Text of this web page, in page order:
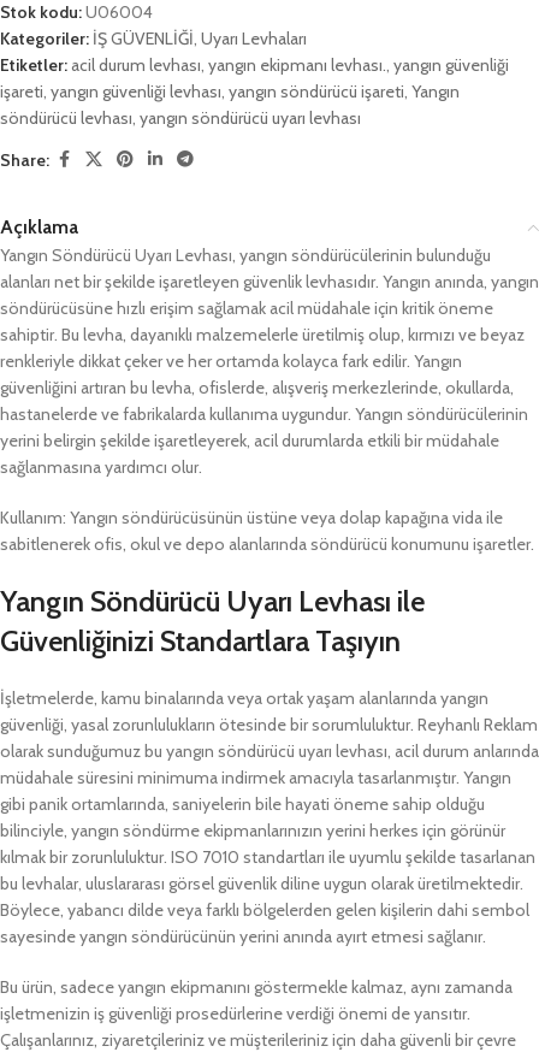
Stok kodu:U06004
Kategoriler: İŞ GÜVENLİĞİ, Uyarı Levhaları
Etiketler:acil durum levhası, yangın ekipmanı levhası., yangın güvenliği
işareti, yangın güvenliği levhası, yangın söndürücü işareti, Yangın
söndürücü levhası, yangın söndürücü uyarı levhası
Share:
Açıklama
Yangın Söndürücü Uyarı Levhası, yangın söndürücülerinin bulunduğu
alanları net bir şekilde işaretleyen güvenlik levhasıdır. Yangın anında, yangın
söndürücüsüne hızlı erişim sağlamak acil müdahale için kritik öneme
sahiptir. Bu levha, dayanıklı malzemelerle üretilmiş olup, kırmızı ve beyaz
renkleriyle dikkat çeker ve her ortamda kolayca fark edilir. Yangın
güvenliğini artıran bu levha, ofislerde, alışveriş merkezlerinde, okullarda,
hastanelerde ve fabrikalarda kullanıma uygundur. Yangın söndürücülerinin
yerini belirgin şekilde işaretleyerek, acil durumlarda etkili bir müdahale
sağlanmasına yardımcı olur.
Kullanım: Yangın söndürücüsünün üstüne veya dolap kapağına vida ile
sabitlenerek ofis, okul ve depo alanlarında söndürücü konumunu işaretler.
Yangın Söndürücü Uyarı Levhası ile
Güvenliğinizi Standartlara Taşıyın
İşletmelerde, kamu binalarında veya ortak yaşam alanlarında yangın
güvenliği, yasal zorunlulukların ötesinde bir sorumluluktur. Reyhanlı Reklam
olarak sunduğumuz bu yangın söndürücü uyarı levhası, acil durum anlarında
müdahale süresini minimuma indirmek amacıyla tasarlanmıştır. Yangın
gibi panik ortamlarında, saniyelerin bile hayati öneme sahip olduğu
bilinciyle, yangın söndürme ekipmanlarınızın yerini herkes için görünür
kılmak bir zorunluluktur. ISO 7010 standartları ile uyumlu şekilde tasarlanan
bu levhalar, uluslararası görsel güvenlik diline uygun olarak üretilmektedir.
Böylece, yabancı dilde veya farklı bölgelerden gelen kişilerin dahi sembol
sayesinde yangın söndürücünün yerini anında ayırt etmesi sağlanır.
Bu ürün, sadece yangın ekipmanını göstermekle kalmaz, aynı zamanda
işletmenizin iş güvenliği prosedürlerine verdiği önemi de yansıtır.
Çalışanlarınız, ziyaretçileriniz ve müşterileriniz için daha güvenli bir çevre